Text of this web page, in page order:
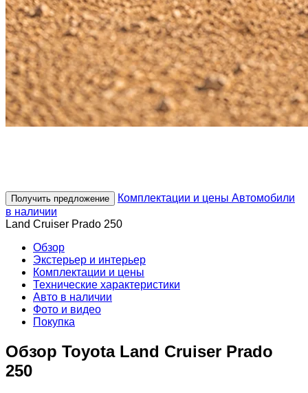
Получить предложение Комплектации и цены Автомобили
в наличии
Land Cruiser Prado 250
Обзор
Экстерьер и интерьер
Комплектации и цены
Технические характеристики
Авто в наличии
Фото и видео
Покупка
Обзор Toyota Land Cruiser Prado
250